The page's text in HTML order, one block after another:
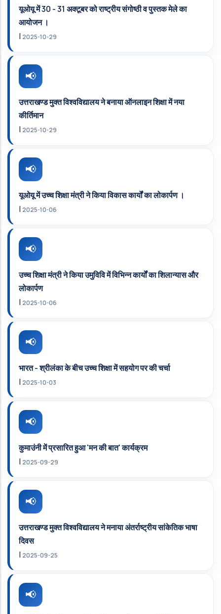
यूओयू में 30 - 31 अक्‍टूबर को राष्‍ट्रीय संगोष्‍ठी व पुस्‍तक मेले का
आयोजन ।
| 2025-10-29
उत्तराखण्‍ड मुक्‍त विश्‍वविद्यालय ने बनाया ऑनलाइन शिक्षा में नया
कीर्तिमान
| 2025-10-29
यूओयू में उच्‍च शिक्षा मंत्री ने किया विकास कार्यों का लोकार्पण ।
| 2025-10-06
उच्‍च शिक्षा मंत्री ने किया उमुविवि में विभिन्‍न कार्यों का शिलान्‍यास और
लोकार्पण
| 2025-10-06
भारत - श्रीलंका के बीच उच्‍च शिक्षा में सहयोग पर की चर्चा
| 2025-10-03
कुमाउंनी में प्रसारित हुआ 'मन की बात' कार्यक्रम
| 2025-09-29
उत्तराखण्‍ड मुक्‍त विश्‍वविद्यालय ने मनाया अंतर्राष्‍ट्रीय सांकेतिक भाषा
दिवस
| 2025-09-25